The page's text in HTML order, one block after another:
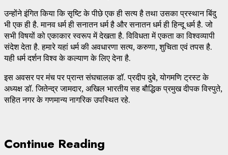
उन्होंने इंगित किया कि सृष्टि के पीछे एक ही सत्य है तथा उसका प्रस्थान बिंदु
भी एक ही है. मानव धर्म ही सनातन धर्म है और सनातन धर्म ही हिन्दू धर्म है. जो
सभी विषयों को एकाकार स्वरूप में देखता है. विविधता में एकता का विश्वव्यापी
संदेश देता है. हमारे यहां धर्म की अवधारणा सत्य, करुणा, शुचिता एवं तपस है.
यही धर्म दर्शन विश्व के कल्याण के लिए देना है.
इस अवसर पर मंच पर प्रान्त संघचालक डॉ. प्रदीप दुबे, योगमणि ट्रस्ट के
अध्यक्ष डॉ. जितेन्द्र जामदार, अखिल भारतीय सह बौद्धिक प्रमुख दीपक विस्पुते,
सहित नगर के गणमान्य नागरिक उपस्थित रहे.
Continue Reading